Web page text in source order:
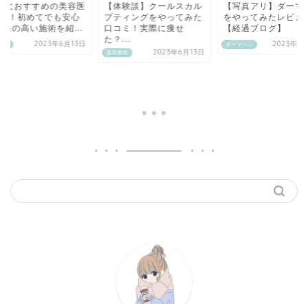
におすすめの美容医
！初めてでも安心
果の高い施術を紹...
2023年6月13日
美容整形
【体験談】クールスカル
プティングをやってみた
口コミ！実際に痩せ
た？...
2023年6月13日
ダーマペン
【写真アリ】ダーマ
をやってみたレビュ
【経過ブログ】
2023年6